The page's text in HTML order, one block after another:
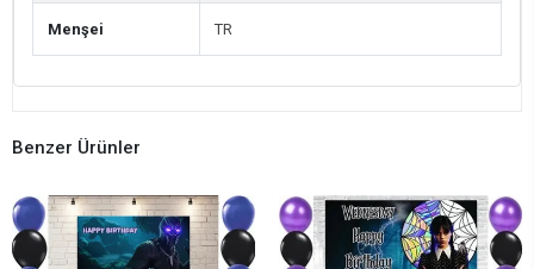
Menşei TR
Benzer Ürünler